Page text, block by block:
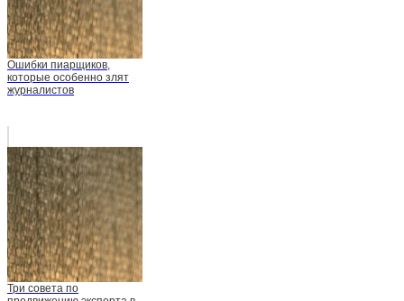
Ошибки пиарщиков,
которые особенно злят
журналистов
Три совета по